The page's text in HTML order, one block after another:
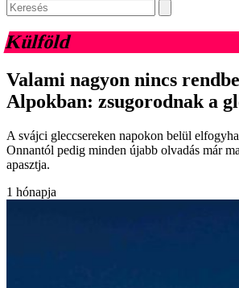
Külföld
Valami nagyon nincs
Alpokban: zsugorodnak a
A svájci gleccsereken napokon belül
Onnantól pedig minden újabb olvadás már
apasztja.
1 hónapja